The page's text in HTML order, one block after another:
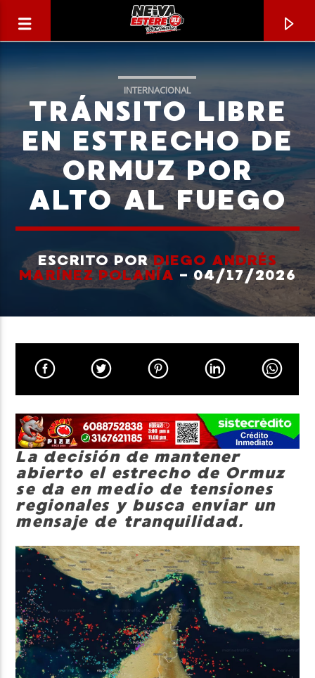
CANCIÓN ACTUAL
TÍTULO
Neiva Estereo
INTERNACIONAL
TRÁNSITO LIBRE
EN ESTRECHO DE
ORMUZ POR
ALTO AL FUEGO
ESCRITO PORDIEGO ANDRÉS
MARÍNEZ POLANÍA - 04/17/2026
La decisión de mantener
abierto el estrecho de Ormuz
se da en medio de tensiones
regionales y busca enviar un
mensaje de tranquilidad.